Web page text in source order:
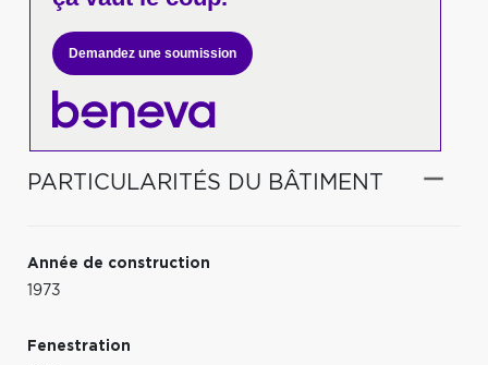
Demandez une soumission
PARTICULARITÉS DU BÂTIMENT
Année de construction
1973
Fenestration